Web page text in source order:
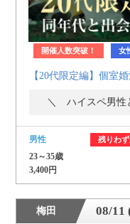
開催人数突破！ 女
【20代限定編】個室
＼ ハイスペ男性
男性 残りわ
23～35歳
3,400円
梅田 08/11